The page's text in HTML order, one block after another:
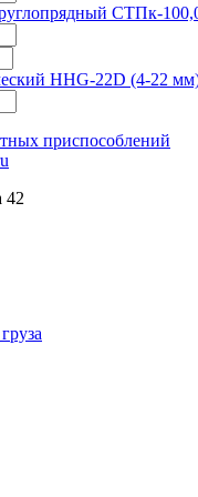
СТПк-
HHG-22D (4-22
приспособлений
42